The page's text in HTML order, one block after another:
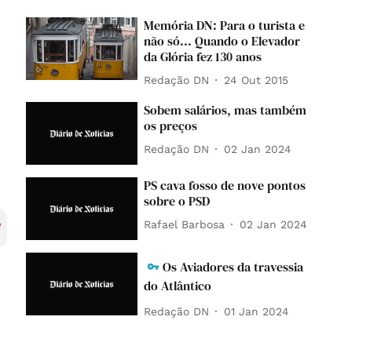
Memória DN: Para o turista e
não só... Quando o Elevador
da Glória fez 130 anos
Redação DN 24 Out 2015
Sobem salários, mas também
os preços
Redação DN 02 Jan 2024
PS cava fosso de nove pontos
sobre o PSD
Rafael Barbosa 02 Jan 2024
Os Aviadores da travessia
do Atlântico
Redação DN 01 Jan 2024